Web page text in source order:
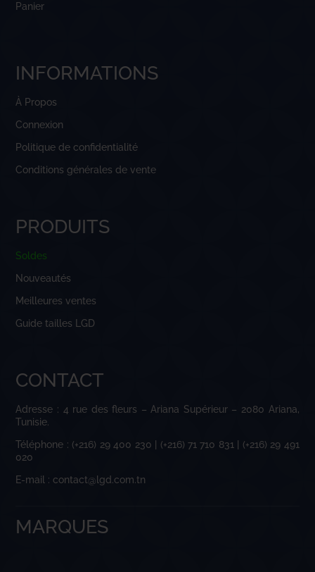
Panier
INFORMATIONS
À Propos
Connexion
Politique de confidentialité
Conditions générales de vente
PRODUITS
Soldes
Nouveautés
Meilleures ventes
Guide tailles LGD
CONTACT
Adresse : 4 rue des fleurs – Ariana Supérieur – 2080 Ariana,
Tunisie.
Téléphone : (+216) 29 400 230 | (+216) 71 710 831 | (+216) 29 491
020
E-mail : contact@lgd.com.tn
MARQUES